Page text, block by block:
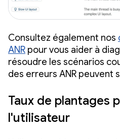
Consultez également nos
ANR pour vous aider à
résoudre les scénarios
des erreurs ANR peuvent
Taux de plantages
l'utilisateur